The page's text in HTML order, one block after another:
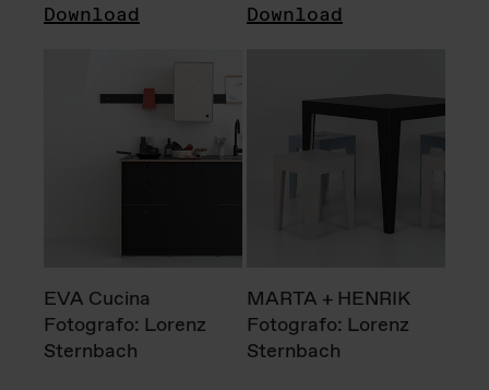
Download Download
EVA Cucina
Fotografo: Lorenz
Sternbach
MARTA + HENRIK
Fotografo: Lorenz
Sternbach